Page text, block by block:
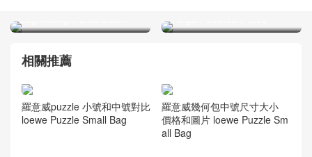
相關推薦
羅意威puzzle 小號和中號對比
loewe Puzzle Small Bag
羅意威幾何包中號尺寸大小
價格和圖片 loewe Puzzle Sm
all Bag